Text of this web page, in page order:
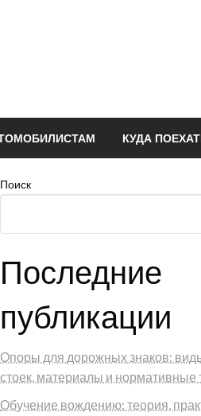
КУДА
Поиск
Последние
публикации
Опоры для дорожных знаков:
стоек, материалы и нормативные
Обучение вождению: теория,